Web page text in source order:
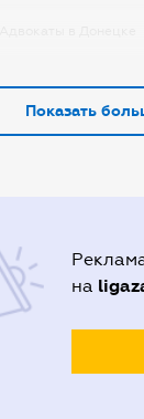
Адвокаты в Киеве
в Полтаве
Адвокаты в Харькове
Показать
на